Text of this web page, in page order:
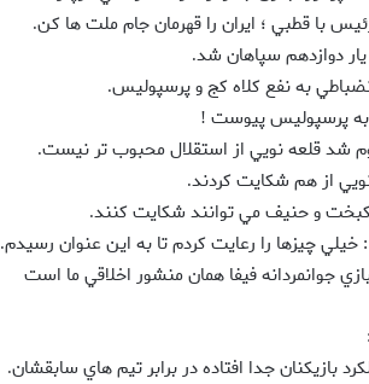
با قطبي ؛‌ ايران را قهرمان جام ملت ها كن.
دوازدهم سپاهان شد.
به نفع كلاه كج و پرسپوليس.
به پرسپوليس پيوست !
شد قلعه نويي از استقلال محبوب تر نيست.
از هم شكايت كردند.
و حنيف مي توانند شكايت كنند.
: خيلي چيزها را رعايت كردم تا به اين عنوان رسيدم.
جوانمردانه فيفا همان منشور اخلاقي ما است
:
بازيكنان جدا افتاده در برابر تيم هاي سابقشان.